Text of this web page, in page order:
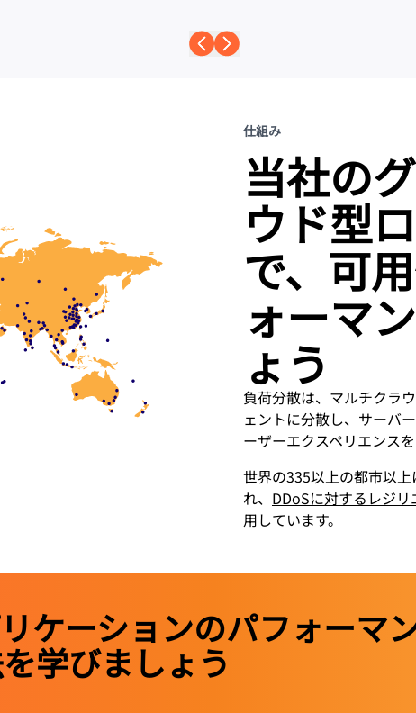
仕組み
当社の
ウド型
で、可
ォーマ
ょう
負荷分散は、マルチクラ
ェントに分散し、サーバ
ーザーエクスペリエンス
世界の335以上の都市以
れ、 DDoSに対するレジ
用しています。
ケーションのパフォーマ
学びましょう